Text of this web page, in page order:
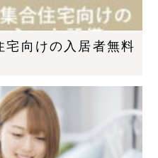
宅向けの入居者無料